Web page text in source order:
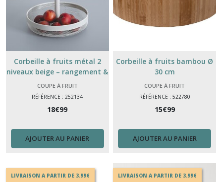
Corbeille à fruits métal 2
niveaux beige – rangement &
déco cuisine
COUPE À FRUIT
RÉFÉRENCE : 252134
18€99
AJOUTER AU PANIER
Corbeille à fruits bambou Ø
30 cm
COUPE À FRUIT
RÉFÉRENCE : 522780
15€99
AJOUTER AU PANIER
LIVRAISON A PARTIR DE 3.99€ LIVRAISON A PARTIR DE 3.99€